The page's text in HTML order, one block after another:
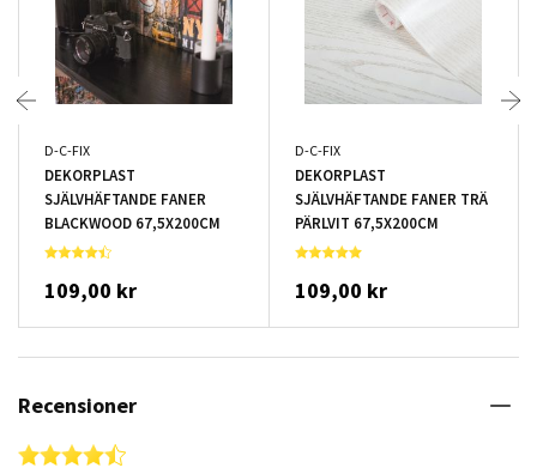
D-C-FIX
DEKORPLAST
SJÄLVHÄFTANDE FANER
BLACKWOOD 67,5X200CM
109,00 kr
D-C-FIX
DEKORPLAST
SJÄLVHÄFTANDE FANER TRÄ
PÄRLVIT 67,5X200CM
109,00 kr
Recensioner
4.5 star rating